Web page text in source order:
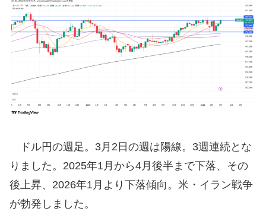
ドル円の週足。3月2日の週は陽線。3週連続とな
りました。2025年1月から4月後半まで下落、その
後上昇、2026年1月より下落傾向。米・イラン戦争
が勃発しました。